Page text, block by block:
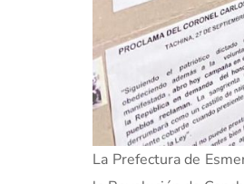
La Prefectura de